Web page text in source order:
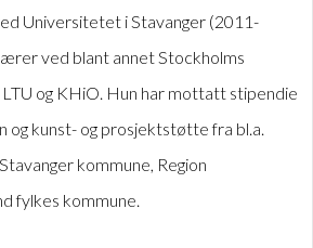
Universitetet i Stavanger (2011-
ved blant annet Stockholms
LTU og KHiO. Hun har mottatt stipendie
og kunst- og prosjektstøtte fra bl.a.
kommune, Region
fylkes kommune.